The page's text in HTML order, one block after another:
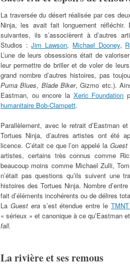
La traversée du désert réalisée par ces
Ninja, les avait fait longuement réfléchir.
suivantes, ils s’associèrent à d’autres
Studios :Jim Lawson, Michael Dooney,
L’une de leurs obsessions était de
leur permettre de briller et de voler de
grand nombre d’autres histoires, pas
Puma Blues, Blade Biker, Gizmo etc.).
Eastman, ou encore la Xeric Foundation
humanitaire Bob-Clampett.
Parallèlement, avec le retrait d’Eastman
Tortues Ninja, d’autres artistes ont été
licence. C’était ce que l’on appelé la Guest
artistes, certains très connus comme
beaucoup moins comme Michael Zulli,
n’était pas questions qu’ils suivent une
histoires des Tortues Ninja. Nombre
fait d’éléments incohérents ou de délires
La Guest eras’est étendue entre le
« sérieux » et canonique à ce qu’Eastman
fall.
La rivière et ses remous